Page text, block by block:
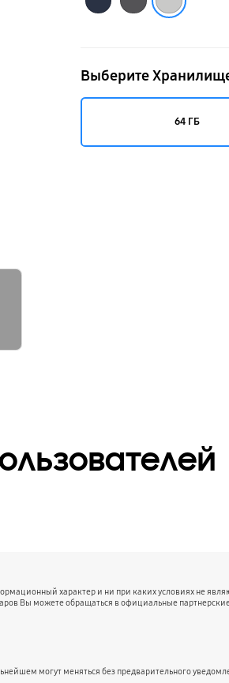
Выберите
64 ГБ
характер и ни при каких условиях не
Вы можете обращаться в официальные
могут меняться без предварительного